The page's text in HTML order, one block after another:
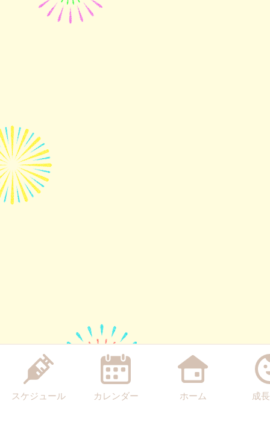
スケジュール カレンダー ホーム 成